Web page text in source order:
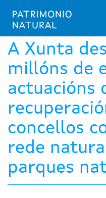
contido
principal
A Xunta
millóns de
actuacións
concellos
rede
parques